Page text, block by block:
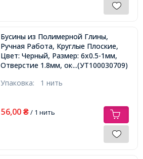
Бусины из Полимерной Глины,
Ручная Работа, Круглые Плоские,
Цвет: Черный, Размер: 6x0.5-1мм,
Отверстие 1.8мм, около...(УТ100030709)
Упаковка: 1 нить
56,00 ₴/ 1 нить